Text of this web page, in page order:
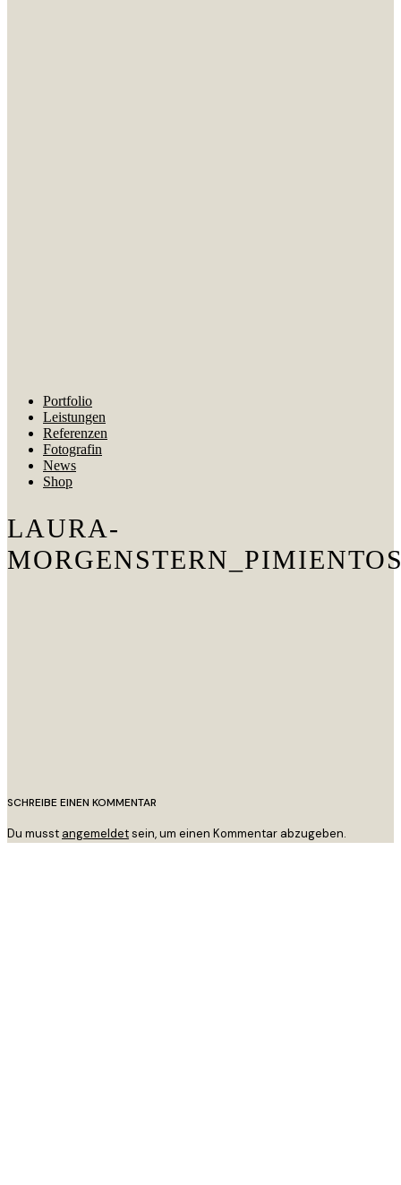
Portfolio
Leistungen
Referenzen
Fotografin
News
Shop
LAURA-
SCHREIBE EINEN KOMMENTAR
Du musst angemeldetsein, um einen Kommentar abzugeben.